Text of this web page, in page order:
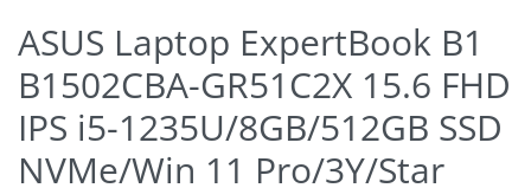
ASUS Laptop ExpertBook B1
B1502CBA-GR51C2X 15.6 FHD
IPS i5-1235U/8GB/512GB SSD
NVMe/Win 11 Pro/3Y/Star